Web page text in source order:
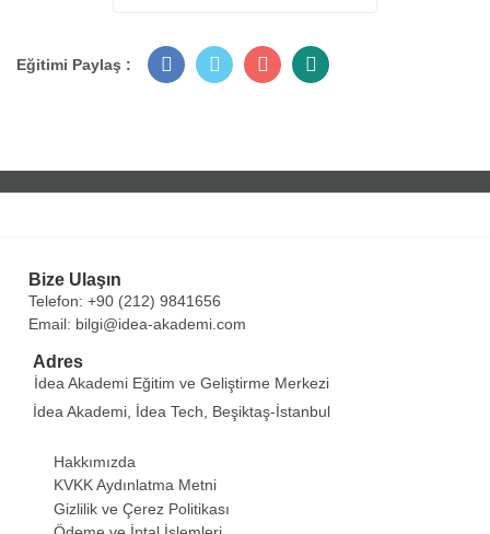
Eğitimi Paylaş :
Bize Ulaşın
Telefon: +90 (212) 9841656
Email: bilgi@idea-akademi.com
Adres
İdea Akademi Eğitim ve Geliştirme Merkezi
İdea Akademi, İdea Tech, Beşiktaş-İstanbul
Hakkımızda
KVKK Aydınlatma Metni
Gizlilik ve Çerez Politikası